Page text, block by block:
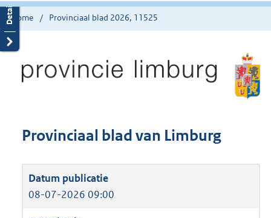
Home Provinciaal blad 2026, 11525
Provinciaal blad van Limburg
08-07-2026 09:00